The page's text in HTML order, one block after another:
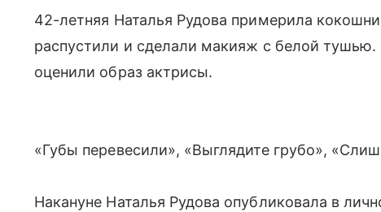
42-летняя Наталья Рудова примерила
распустили и сделали макияж с белой тушью.
оценили образ актрисы.
«Губы перевесили», «Выглядите грубо»,
Накануне Наталья Рудова опубликовала в